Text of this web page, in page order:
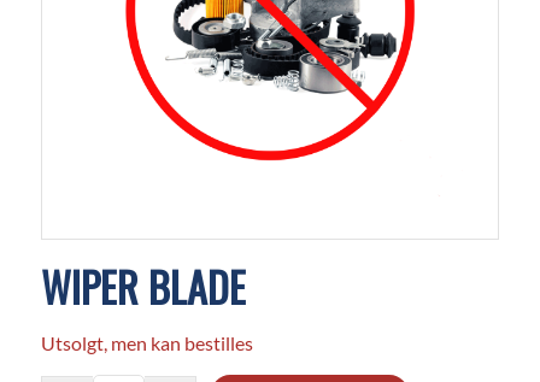
WIPER BLADE
Utsolgt, men kan bestilles